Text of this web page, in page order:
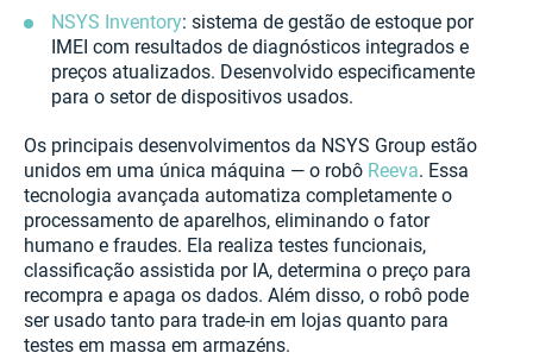
NSYS Inventory: sistema de gestão de estoque por
IMEI com resultados de diagnósticos integrados e
preços atualizados. Desenvolvido especificamente
para o setor de dispositivos usados.
Os principais desenvolvimentos da NSYS Group estão
unidos em uma única máquina — o robô Reeva. Essa
tecnologia avançada automatiza completamente o
processamento de aparelhos, eliminando o fator
humano e fraudes. Ela realiza testes funcionais,
classificação assistida por IA, determina o preço para
recompra e apaga os dados. Além disso, o robô pode
ser usado tanto para trade-in em lojas quanto para
testes em massa em armazéns.